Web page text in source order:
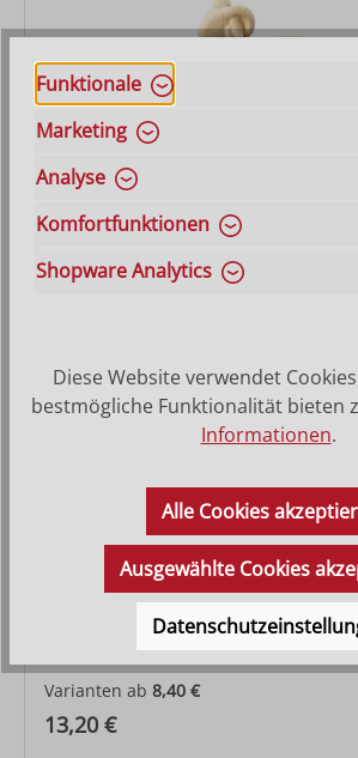
Widder Fides
Varianten ab8,40 €
Regulärer Preis:
13,20 €
Schaf grasend Fides
Varianten ab 8,40 €
Regulärer Preis:
13,20 €
Funktionale
Marketing
Analyse
Komfortfunktionen
Shopware Analytics
Diese Website verwendet
bestmögliche Funktionalität bieten
Informationen.
Alle Cookies
Ausgewählte Cookies